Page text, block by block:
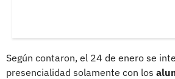
Según contaron, el 24 de enero se
presencialidad solamente con los